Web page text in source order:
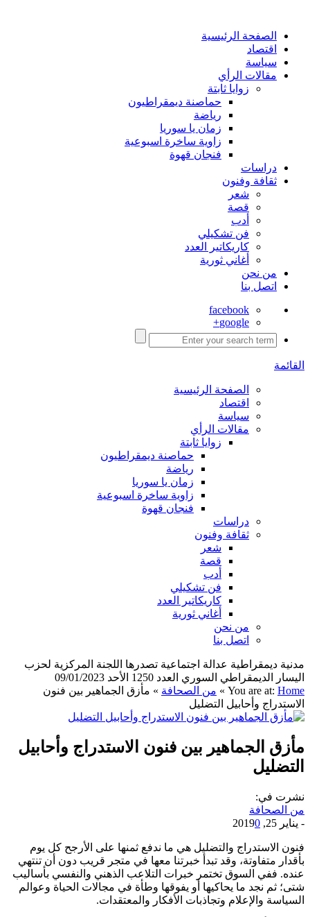
الصفحة الرئيسية
اقتصاد
سياسة
مقالات الرأي
زوايا ثابتة
حماصنة ديمقراطيون
رياضة
زمان يا سوريا
زاوية ساخرة اسبوعية
فنجان قهوة
دراسات
ثقافة وفنون
شعر
قصة
أدب
فن تشكيلي
كاريكاتير العدد
أغاني ثورية
من نحن
اتصل بنا
facebook
google+
القائمة
الصفحة الرئيسية
اقتصاد
سياسة
مقالات الرأي
زوايا ثابتة
حماصنة ديمقراطيون
رياضة
زمان يا سوريا
زاوية ساخرة اسبوعية
فنجان قهوة
دراسات
ثقافة وفنون
شعر
قصة
أدب
فن تشكيلي
كاريكاتير العدد
أغاني ثورية
من نحن
اتصل بنا
مدنية ديمقراطية عدالة اجتماعية تصدرها اللجنة المركزية لحزب
اليسار الديمقراطي السوري العدد 1250 الأحد 09/01/2023
You are at: Home
» من الصحافة » مأزق الجماهير بين فنون
الاستدراج وأحابيل التضليل
مأزق الجماهير بين فنون الاستدراج وأحابيل
التضليل
نشرت في:
من الصحافة
- يناير 25, 2019 0
فنون الاستدراج والتضليل هي ما ندفع ثمنها على الأرجح كل يوم
بأقدار متفاوتة، وقد تبدأ خبرتنا معها في متجر قريب دون أن تنتهي
عنده. ففي السوق تختمر خبرات التلاعب الذهني والنفسي بأساليب
شتى؛ ثم نجد ما يحاكيها أو يفوقها وطأة في مجالات الحياة وعوالم
السياسة والإعلام وتجاذبات الأفكار والمعتقدات.